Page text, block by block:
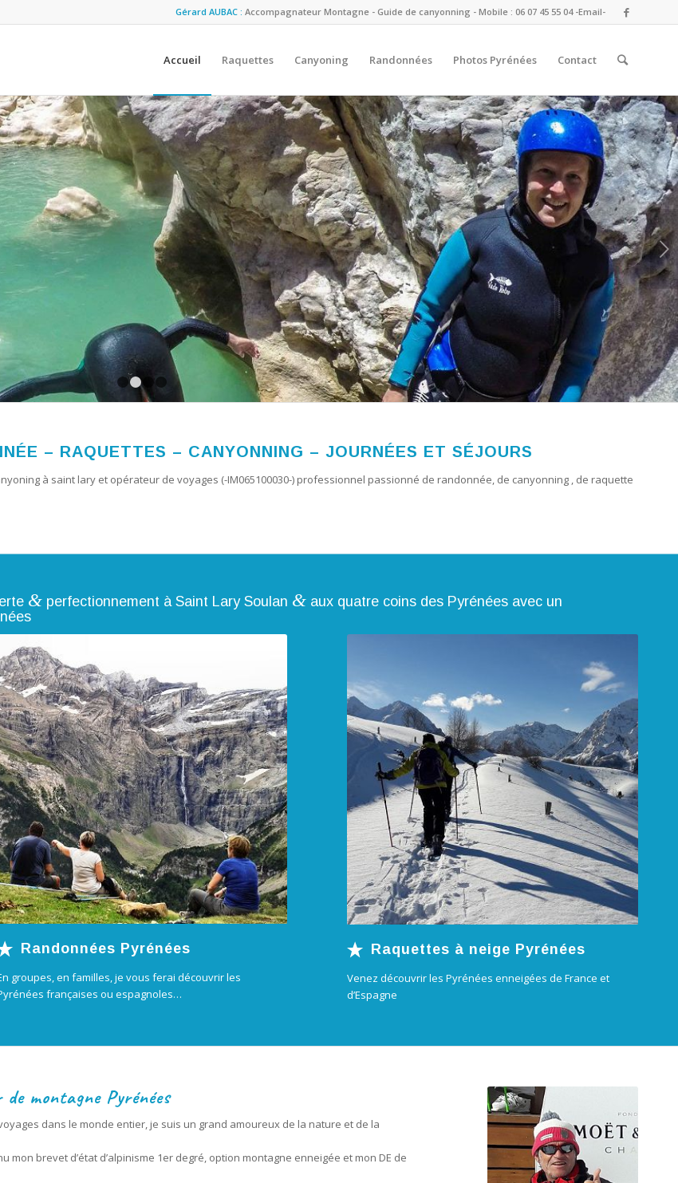
Gérard AUBAC : Accompagnateur Montagne - Guide de canyonning - Mobile : 06 07 45 55 04 -Email-
Accueil Raquettes Canyoning Randonnées Photos Pyrénées Contact
Suivant
4
– RAQUETTES – CANYONNING – JOURNÉES ET SÉJOURS
à saint lary et opérateur de voyages (-IM065100030-) professionnel passionné de randonnée, de canyonning , de raquette
& perfectionnement à Saint Lary Soulan & aux quatre coins des Pyrénées avec un
Randonnées Pyrénées
groupes, en familles, je vous ferai découvrir les
françaises ou espagnoles…
Raquettes à neige Pyrénées
Venez découvrir les Pyrénées enneigées de France et
d’Espagne
montagne Pyrénées
dans le monde entier, je suis un grand amoureux de la nature et de la
brevet d’état d’alpinisme 1er degré, option montagne enneigée et mon DE de